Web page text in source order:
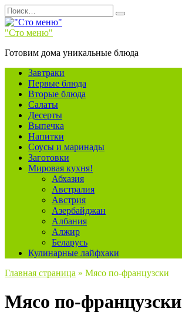
Перейти
к
содержанию
Search
for:
"Сто меню"
Готовим дома уникальные блюда
Завтраки
Первые блюда
Вторые блюда
Салаты
Десерты
Выпечка
Напитки
Соусы и маринады
Заготовки
Мировая кухня!
Абхазия
Австралия
Австрия
Азербайджан
Албания
Алжир
Беларусь
Кулинарные лайфхаки
Главная страница » Мясо по-французски
Мясо по-французски